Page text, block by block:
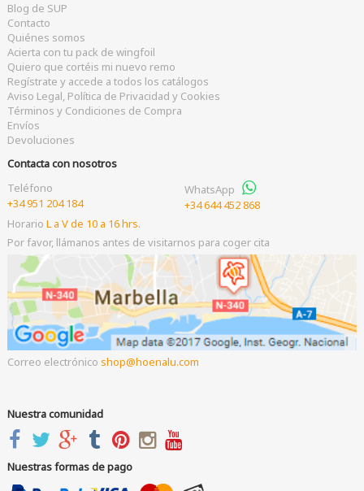
Blog de SUP
Contacto
Quiénes somos
Acierta con tu pack de wingfoil
Quiero que cortéis mi nuevo remo
Regístrate y accede a todos los catálogos
Aviso Legal, Política de Privacidad y Cookies
Términos y Condiciones de Compra
Envíos
Devoluciones
Contacta con nosotros
Teléfono
+34 951 204 184
WhatsApp
+34 644 452 868
Horario L a V de 10 a 16 hrs.
Por favor, llámanos antes de visitarnos para coger cita
Correo electrónico shop hoenalu.com
Nuestra comunidad
Nuestras formas de pago